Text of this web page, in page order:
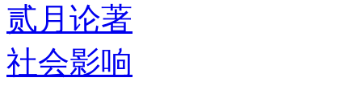
贰月论著
社会影响